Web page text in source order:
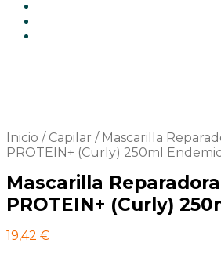
Inicio / Capilar /Mascarilla
PROTEIN+ (Curly) 250ml
Mascarilla Reparadora
PROTEIN+ (Curly)
19,42 €